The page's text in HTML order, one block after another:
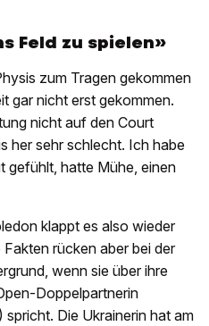
Feld zu spielen»
zum Tragen gekommen
gar nicht erst gekommen.
nicht auf den Court
her sehr schlecht. Ich habe
gefühlt, hatte Mühe, einen
klappt es also wieder
rücken aber bei der
wenn sie über ihre
Doppelpartnerin
Die Ukrainerin hat am